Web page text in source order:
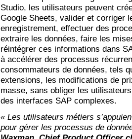
Studio, les utilisateurs peuvent
Google Sheets, valider et corriger
enregistrement, effectuer des
extraire les données, faire les
réintégrer ces informations dans
à accélérer des processus
consommateurs de données, tels
extensions, les modifications de
masse, sans obliger les
des interfaces SAP complexes.
« Les utilisateurs métiers
pour gérer les processus de